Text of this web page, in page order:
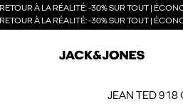
RETOUR À LA RÉALITÉ: -30% SUR TOUT |
RETOUR À LA RÉALITÉ: -30% SUR TOUT |
JEAN TED 918